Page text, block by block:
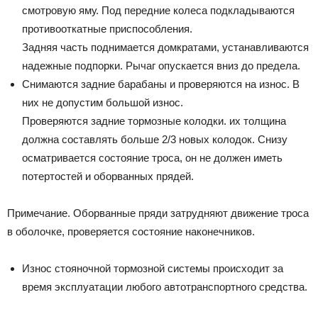
смотровую яму. Под передние колеса подкладываются
противооткатные приспособления.
Задняя часть поднимается домкратами, устанавливаются
надежные подпорки. Рычаг опускается вниз до предела.
Снимаются задние барабаны и проверяются на износ. В
них не допустим большой износ.
Проверяются задние тормозные колодки. их толщина
должна составлять больше 2/3 новых колодок. Снизу
осматривается состояние троса, он не должен иметь
потертостей и оборванных прядей.
Примечание. Оборванные пряди затрудняют движение троса
в оболочке, проверяется состояние наконечников.
Износ стояночной тормозной системы происходит за
время эксплуатации любого автотранспортного средства.